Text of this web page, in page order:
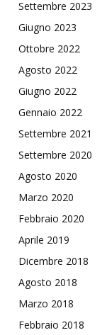
Settembre 2023
Giugno 2023
Ottobre 2022
Agosto 2022
Giugno 2022
Gennaio 2022
Settembre 2021
Settembre 2020
Agosto 2020
Marzo 2020
Febbraio 2020
Aprile 2019
Dicembre 2018
Agosto 2018
Marzo 2018
Febbraio 2018